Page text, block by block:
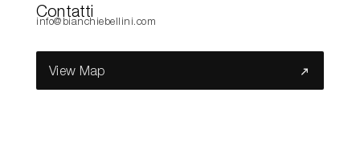
Cerca nel sito...
Contatti
info@bianchiebellini.com
View Map